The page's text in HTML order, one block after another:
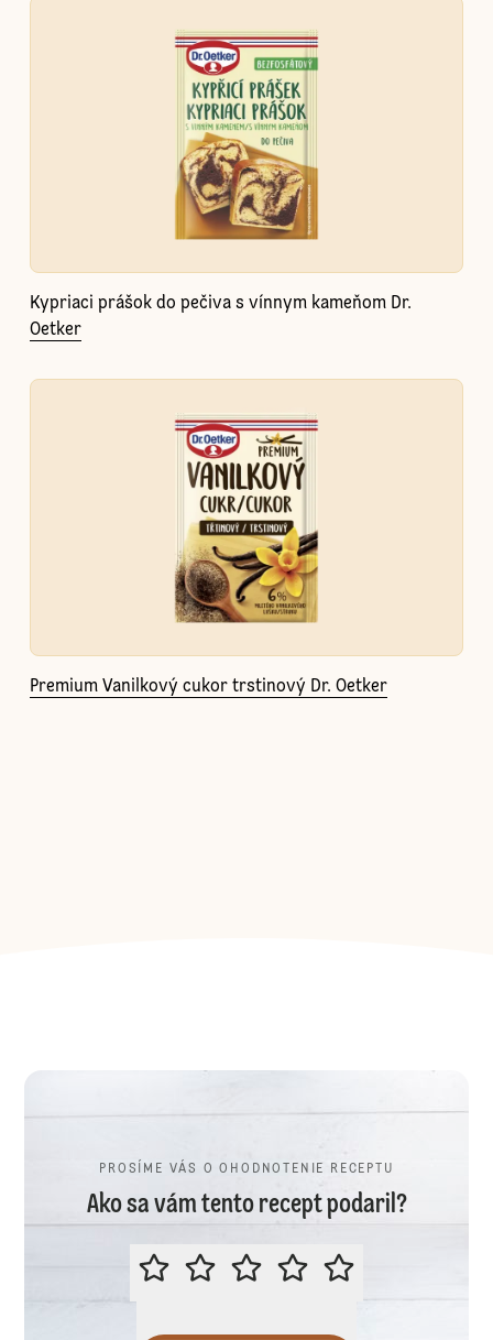
Kypriaci prášok do pečiva s vínnym kameňom Dr.
Oetker
Premium Vanilkový cukor trstinový Dr. Oetker
PROSÍME VÁS O OHODNOTENIE RECEPTU
Ako sa vám tento recept podaril?
PROSÍME VÁS O OHODNOTENIE